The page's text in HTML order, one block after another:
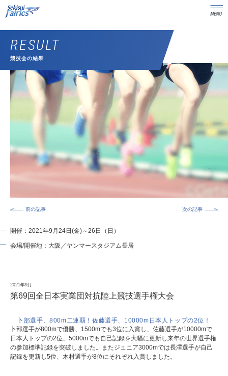
RESULT
競技会の結果
前の記事 次の記事
開催：2021年9月24日(金)～26日（日）
会場/開催地：大阪／ヤンマースタジアム長居
2021年9月
第69回全日本実業団対抗陸上競技選手権大会
卜部選手、800m二連覇！佐藤選手、10000m日本人トップの2位！
卜部選手が800mで優勝、1500mでも3位に入賞し、佐藤選手が10000mで
日本人トップの2位、5000mでも自己記録を大幅に更新し来年の世界選手権
の参加標準記録を突破しました。またジュニア3000mでは長澤選手が自己
記録を更新し5位、木村選手が8位にそれぞれ入賞しました。